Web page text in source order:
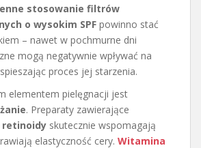
stosowanie filtrów
o wysokim SPF powinno stać
– nawet w pochmurne dni
mogą negatywnie wpływać na
proces jej starzenia.
elementem pielęgnacji jest
. Preparaty zawierające
retinoidy skutecznie wspomagają
elastyczność cery. Witamina